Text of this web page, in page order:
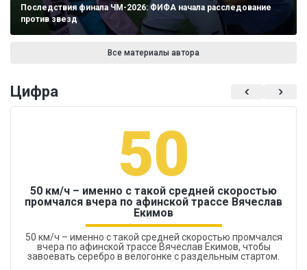
Последствия финала ЧМ-2026: ФИФА начала расследование
против звезд
Все материалы автора
Цифра
50
50 км/ч – именно с такой средней скоростью
промчался вчера по афинской трассе Вячеслав
Екимов
50 км/ч – именно с такой средней скоростью промчался
вчера по афинской трассе Вячеслав Екимов, чтобы
завоевать серебро в велогонке с раздельным стартом.